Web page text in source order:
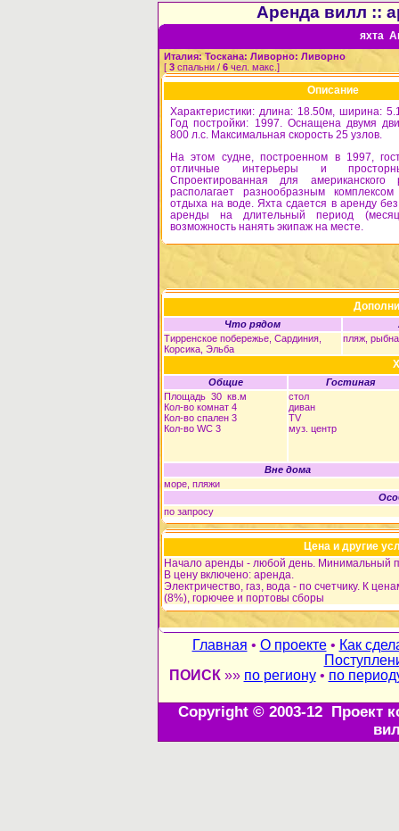
Аренда вилл ::
яхта
Италия: Тоскана: Ливорно: Ливорно
[ 3спальни / 6чел. макс.]
Описание
Характеристики: длина: 18.50м, ширина:
Год постройки: 1997. Оснащена двумя
800 л.с. Максимальная скорость 25 узлов.
На этом судне, построенном в 1997,
отличные интерьеры и
Спроектированная для
располагает разнообразным
отдыха на воде. Яхта сдается в аренду
аренды на длительный период
возможность нанять экипаж на месте.
Что рядом
Тирренское побережье, Сардиния,
Корсика, Эльба
пляж,
Общие
Гостиная
Площадь 30 кв.м
Кол-во комнат 4
Кол-во спален 3
Кол-во WC 3
стол
диван
TV
муз. центр
Вне дома
море, пляжи
по запросу
Цена и другие
Начало аренды - любой день. Минимальный
В цену включено: аренда.
Электричество, газ, вода - по счетчику. К
(8%), горючее и портовы сборы
Главная • О проекте• Как
ПОИСК»» по региону• по
Copyright © 2003-12 Проект